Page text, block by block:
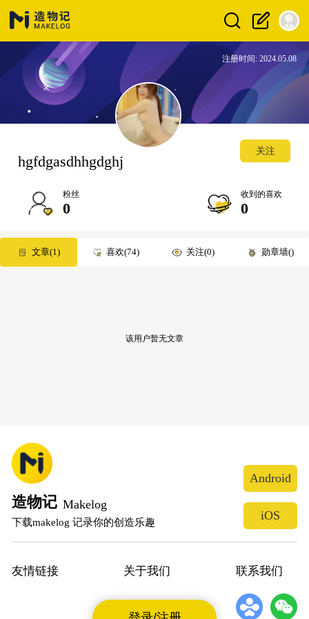
注册时间: 2024.05.08
hgfdgasdhhgdghj
关注
粉丝
0
收到的喜欢
0
文章 1 喜欢 74 关注 0 勋章墙
该用户暂无文章
造物记 Makelog
下载makelog 记录你的创造乐趣
Android
iOS
友情链接 关于我们 联系我们